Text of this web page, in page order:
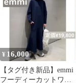
¥ 16,000
【タグ付き新品】emmi
フーディーカットワン